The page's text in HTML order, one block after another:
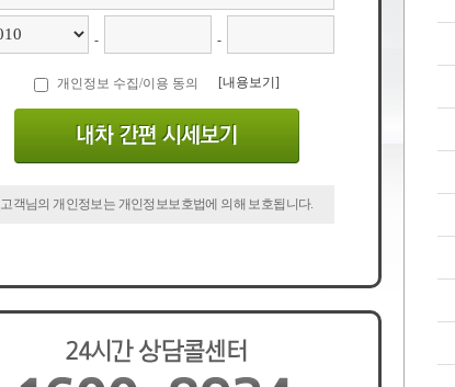
- -
개인정보 수집/이용 동의 [내용보기]
고객님의 개인정보는 개인정보보호법에 의해 보호됩니다.